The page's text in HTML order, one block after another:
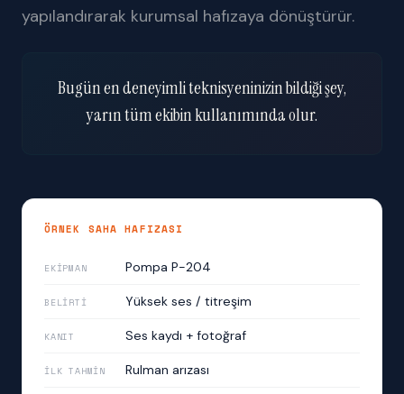
yapılandırarak kurumsal hafızaya dönüştürür.
Bugün en deneyimli teknisyeninizin bildiği şey,
yarın tüm ekibin kullanımında olur.
ÖRNEK SAHA HAFIZASI
EKIPMAN Pompa P-204
BELIRTI Yüksek ses / titreşim
KANIT Ses kaydı + fotoğraf
İLK TAHMIN Rulman arızası